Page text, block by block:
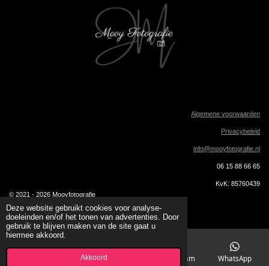
Deze website gebruikt cookies voor analyse-
doeleinden en/of het tonen van advertenties. Door
gebruik te blijven maken van de site gaat u
hiermee akkoord.
Akkoord
Algemene voorwaarden
Privacybeleid
info@mooyfotografie.nl
06 15 88 66 65
KvK: 85760439
© 2021 - 2026 Mooyfotografie
Powered byJouwWeb
Telefoonnummer Instagram WhatsApp